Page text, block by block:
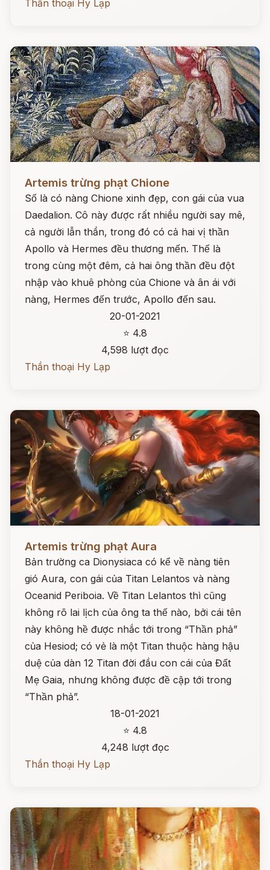
Thần thoại Hy Lạp
Artemis trừng phạt Chione
Số là có nàng Chione xinh đẹp, con gái của vua
Daedalion. Cô này được rất nhiều người say mê,
cả người lẫn thần, trong đó có cả hai vị thần
Apollo và Hermes đều thương mến. Thế là
trong cùng một đêm, cả hai ông thần đều đột
nhập vào khuê phòng của Chione và ân ái với
nàng, Hermes đến trước, Apollo đến sau.
20-01-2021
⭐ 4.8
4,598 lượt đọc
Thần thoại Hy Lạp
Artemis trừng phạt Aura
Bản trường ca Dionysiaca có kể về nàng tiên
gió Aura, con gái của Titan Lelantos và nàng
Oceanid Periboia. Về Titan Lelantos thì cũng
không rõ lai lịch của ông ta thế nào, bởi cái tên
này không hề được nhắc tới trong “Thần phả”
của Hesiod; có vẻ là một Titan thuộc hàng hậu
duệ của dàn 12 Titan đời đầu con cái của Đất
Mẹ Gaia, nhưng không được đề cập tới trong
“Thần phả”.
18-01-2021
⭐ 4.8
4,248 lượt đọc
Thần thoại Hy Lạp